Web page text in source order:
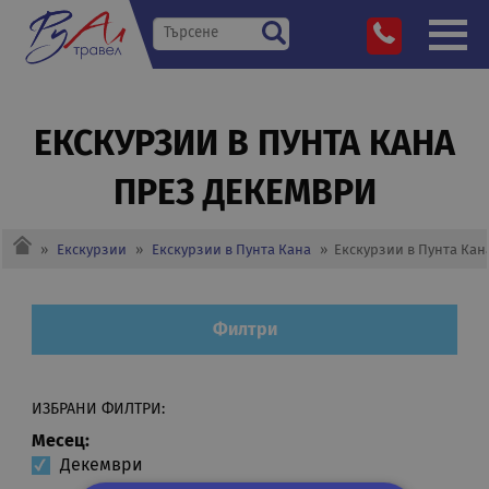
ЕКСКУРЗИИ В ПУНТА КАНА
ПРЕЗ ДЕКЕМВРИ
» Екскурзии » Екскурзии в Пунта Кана » Екскурзии в Пунта
Филтри
ИЗБРАНИ ФИЛТРИ:
Месец:
Декември